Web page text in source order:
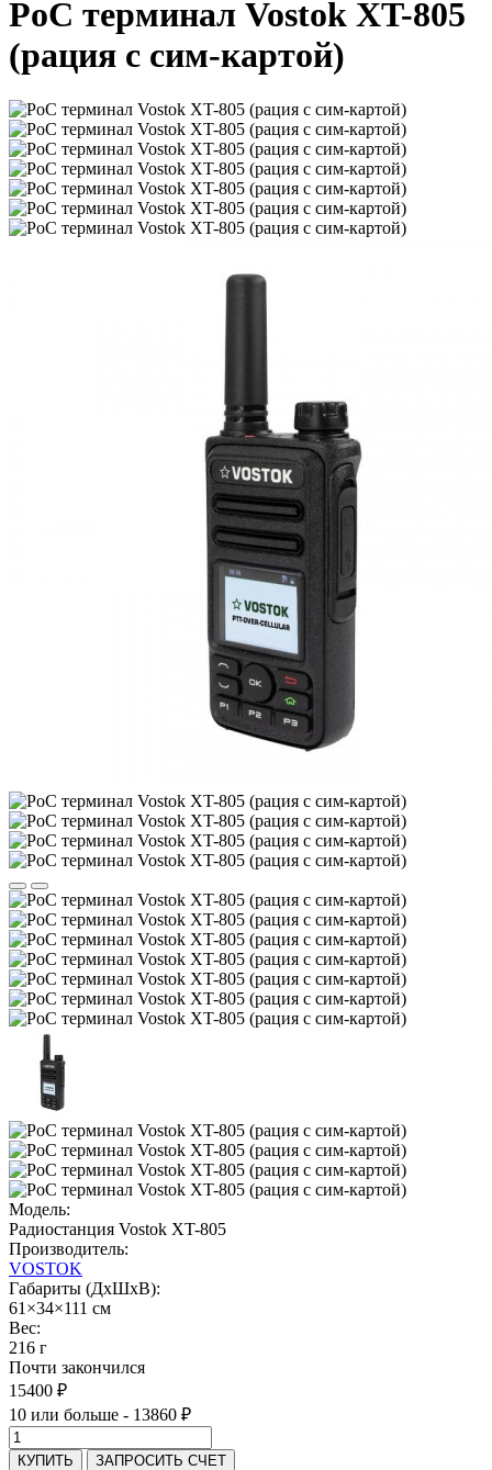
PoC терминал Vostok XT-805
(рация с сим-картой)
Модель:
Радиостанция Vostok XT-805
Производитель:
VOSTOK
Габариты (ДхШхВ):
61×34×111 см
Вес:
216 г
Почти закончился
15400 ₽
10 или больше - 13860 ₽
КУПИТЬ ЗАПРОСИТЬ СЧЕТ